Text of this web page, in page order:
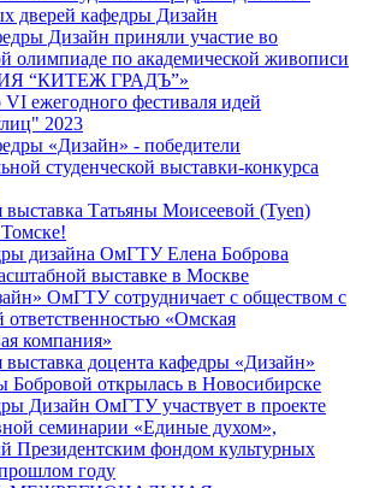
дверей кафедры Дизайн
Дизайн приняли участие во
олимпиаде по академической живописи
“КИТЕЖ ГРАДЪ”»
VI ежегодного фестиваля идей
2023
«Дизайн» - победители
студенческой выставки-конкурса
выставка Татьяны Моисеевой (Tyen)
дизайна ОмГТУ Елена Боброва
выставке в Москве
ОмГТУ сотрудничает с обществом с
ответственностью «Омская
компания»
выставка доцента кафедры «Дизайн»
открылась в Новосибирске
Дизайн ОмГТУ участвует в проекте
семинарии «Единые духом»,
Президентским фондом культурных
году